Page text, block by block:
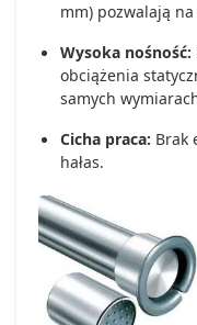
mm) pozwalają
Wysoka nośność:
obciążenia
samych
Cicha praca: Brak
hałas.